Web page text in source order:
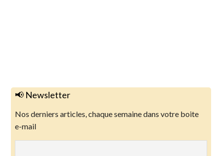
📢 Newsletter
Nos derniers articles, chaque semaine dans votre boite
e-mail